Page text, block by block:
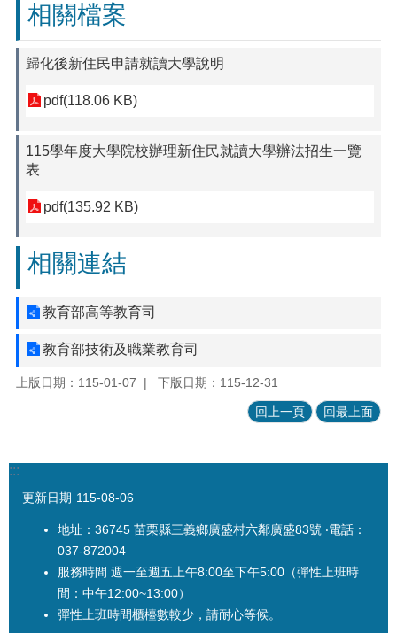
相關檔案
歸化後新住民申請就讀大學說明
pdf(118.06 KB)
115學年度大學院校辦理新住民就讀大學辦法招生一覽
表
pdf(135.92 KB)
相關連結
教育部高等教育司
教育部技術及職業教育司
上版日期：115-01-07 下版日期：115-12-31
回上一頁 回最上面
:::
更新日期 115-08-06
地址：36745 苗栗縣三義鄉廣盛村六鄰廣盛83號 ‧電話：
037-872004
服務時間 週一至週五上午8:00至下午5:00（彈性上班時
間：中午12:00~13:00）
彈性上班時間櫃檯數較少，請耐心等候。